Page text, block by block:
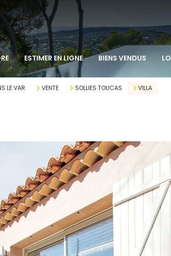
ESTIMER EN LIGNE BIENS VENDUS
LE VAR VENTE SOLLIES TOUCAS VILLA